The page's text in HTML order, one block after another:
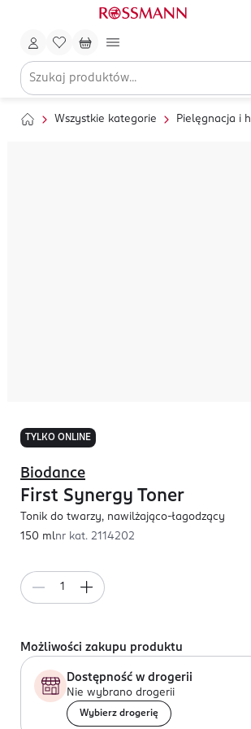
Wszystkie kategorie Pielęgnacja i
TYLKO ONLINE
Biodance
First Synergy Toner
Tonik do twarzy, nawilżająco-łagodzący
150 mlnr kat. 2114202
Możliwości zakupu produktu
Dostępność w drogerii
Nie wybrano drogerii
Wybierz drogerię